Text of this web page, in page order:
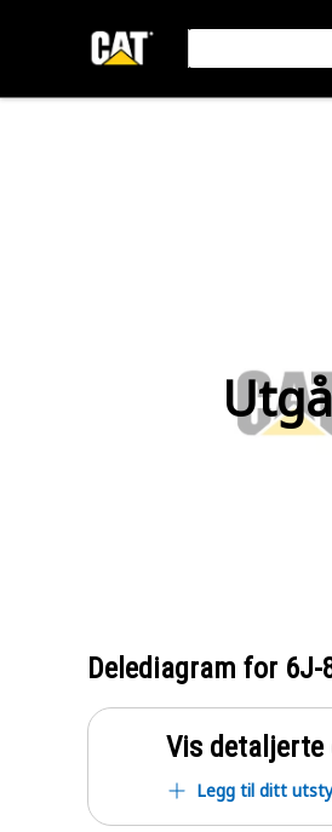
Delediagram for 6J-
Vis detaljerte
Legg til ditt